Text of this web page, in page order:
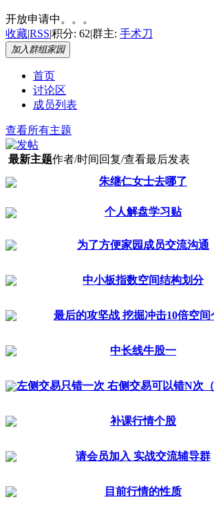
开放申请中。。。
收藏|RSS|积分: 62|群主: 手术刀
加入群组家园
首页
讨论区
成员列表
查看所有主题
最新主题作者/时间 回复/查看最后发表
朱继仁女士去哪了
个人解盘学习贴
为了方便家园成员交流沟通
中小板指数空间结构划分
最后的攻坚战 挖掘冲击10倍空间
中长线牛股一
左侧交易只错一次 右侧交易可以错N次（
补课行情个股
请会员加入 实战交流辅导群
目前行情的性质